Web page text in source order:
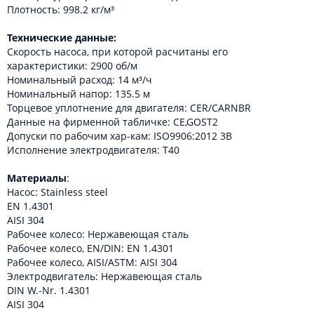
Плотность: 998.2 кг/м³
Технические данные:
Скорость насоса, при которой расчитаны его
характеристики: 2900 об/м
Номинальный расход: 14 м³/ч
Номинальный напор: 135.5 м
Торцевое уплотнение для двигателя: CER/CARNBR
Данные на фирменной табличке: CE,GOST2
Допуски по рабочим хар-кам: ISO9906:2012 3B
Исполнение электродвигателя: T40
Материалы:
Насос: Stainless steel
EN 1.4301
AISI 304
Рабочее колесо: Нержавеющая сталь
Рабочее колесо, EN/DIN: EN 1.4301
Рабочее колесо, AISI/ASTM: AISI 304
Электродвигатель: Нержавеющая сталь
DIN W.-Nr. 1.4301
AISI 304